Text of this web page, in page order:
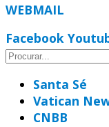
WEBMAIL
Facebook
Santa Sé
Vatican
CNBB